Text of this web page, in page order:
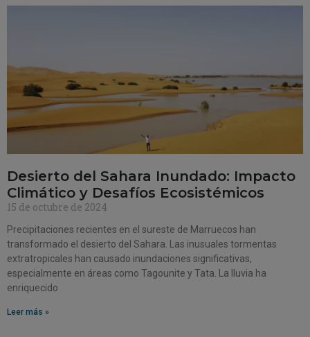
Desierto del Sahara Inundado: Impacto
Climático y Desafíos Ecosistémicos
15 de octubre de 2024
Precipitaciones recientes en el sureste de Marruecos han
transformado el desierto del Sahara. Las inusuales tormentas
extratropicales han causado inundaciones significativas,
especialmente en áreas como Tagounite y Tata. La lluvia ha
enriquecido
Leer más »